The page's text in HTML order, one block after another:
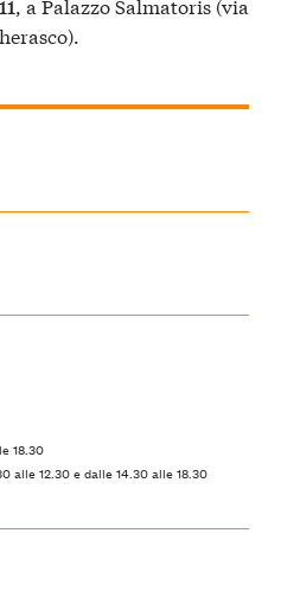
18.30
alle 12.30 e dalle 14.30 alle 18.30